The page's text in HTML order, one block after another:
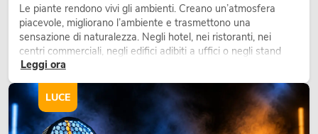
Le piante rendono vivi gli ambienti. Creano un’atmosfera
piacevole, migliorano l’ambiente e trasmettono una
sensazione di naturalezza. Negli hotel, nei ristoranti, nei
centri commerciali, negli edifici adibiti a uffici o negli stand
fieristici, una vegetazione di alta qualità è ormai parte
Leggi ora
LUCE